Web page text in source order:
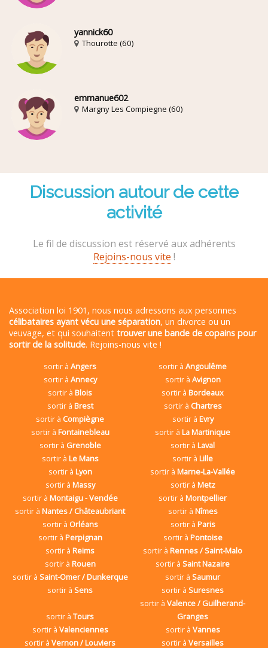
yannick60
Thourotte (60)
emmanue602
Margny Les Compiegne (60)
Discussion autour de cette
activité
Le fil de discussion est réservé aux adhérents
Rejoins-nous vite !
Association loi 1901, nous nous adressons aux personnes
célibataires ayant vécu une séparation, un divorce ou un
veuvage, et qui souhaitent trouver une bande de copains pour
sortir de la solitude. Rejoins-nous vite !
sortir àAngers sortir àAngoulême
sortir à Annecy sortir à Avignon
sortir àBlois sortir àBordeaux
sortir à Brest sortir à Chartres
sortir à Compiègne sortir à Evry
sortir à Fontainebleau sortir àLa Martinique
sortir à Grenoble sortir àLaval
sortir à Le Mans sortir àLille
sortir à Lyon sortir àMarne-La-Vallée
sortir à Massy sortir à Metz
sortir à Montaigu - Vendée sortir àMontpellier
sortir àNantes / Châteaubriant sortir à Nîmes
sortir à Orléans sortir à Paris
sortir à Perpignan sortir à Pontoise
sortir àReims sortir àRennes / Saint-Malo
sortir à Rouen sortir àSaint Nazaire
sortir à Saint-Omer / Dunkerque sortir àSaumur
sortir àSens sortir àSuresnes
sortir àTours
sortir àValence / Guilherand-
Granges
sortir à Valenciennes sortir à Vannes
sortir àVernon / Louviers sortir àVersailles